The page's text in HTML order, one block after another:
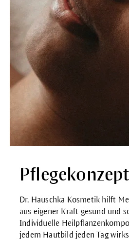
Dr. Hauschka Kosmetik hilft
aus eigener Kraft gesund und
Individuelle
jedem Hautbild jeden Tag